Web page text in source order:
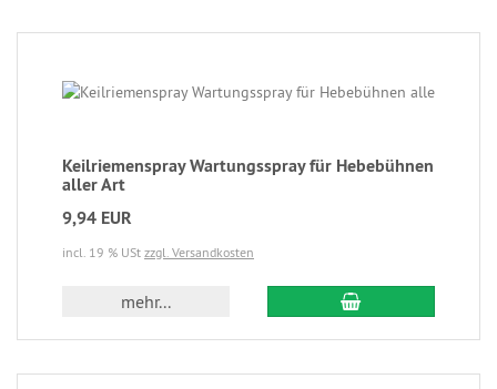
Keilriemenspray Wartungsspray für Hebebühnen
aller Art
9,94 EUR
incl. 19 % USt zzgl. Versandkosten
mehr...